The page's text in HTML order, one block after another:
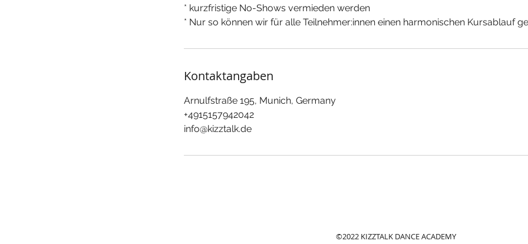
* kurzfristige No-Shows vermieden werden
* Nur so können wir für alle Teilnehmer:innen einen harmonischen Kursablauf
Kontaktangaben
Arnulfstraße 195, Munich, Germany
+4915157942042
info@kizztalk.de
©2022 KIZZTALK DANCE ACADEMY